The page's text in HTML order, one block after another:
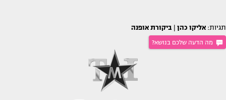
תגיות: אליקו כהן ביקורת אופנה
מה הדעה שלכם בנושא?